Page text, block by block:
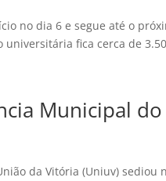
no dia 6 e segue até o
fica cerca de
Municipal
da Vitória (Uniuv) sediou